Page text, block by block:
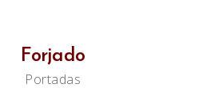
Forjado
Portadas